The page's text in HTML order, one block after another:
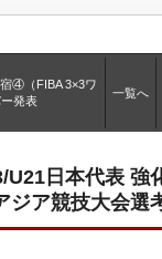
④（FIBA 3×3ワ
発表
一覧へ
U21日本代表
ジア競技大会選